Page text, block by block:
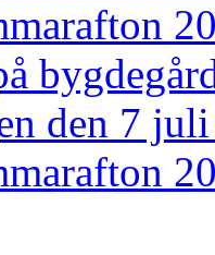
den 7